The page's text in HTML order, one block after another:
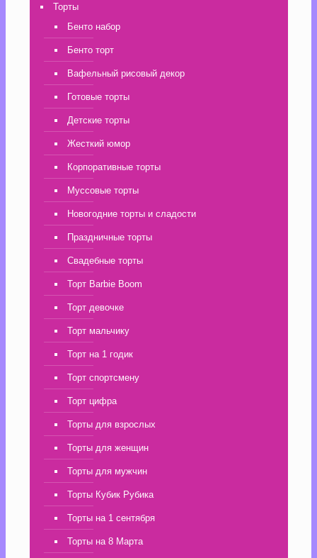
Торты
Бенто набор
Бенто торт
Вафельный рисовый декор
Готовые торты
Детские торты
Жесткий юмор
Корпоративные торты
Муссовые торты
Новогодние торты и сладости
Праздничные торты
Свадебные торты
Торт Barbie Boom
Торт девочке
Торт мальчику
Торт на 1 годик
Торт спортсмену
Торт цифра
Торты для взрослых
Торты для женщин
Торты для мужчин
Торты Кубик Рубика
Торты на 1 сентября
Торты на 8 Марта